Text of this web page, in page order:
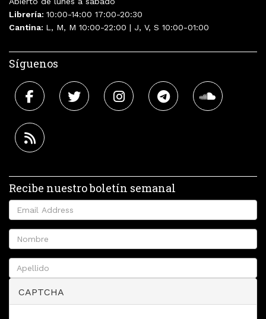
Librería: 10:00-14:00 17:00-20:30
Cantina: L, M, M 10:00-22:00 | J, V, S 10:00-01:00
Síguenos
Recibe nuestro boletín semanal
CAPTCHA